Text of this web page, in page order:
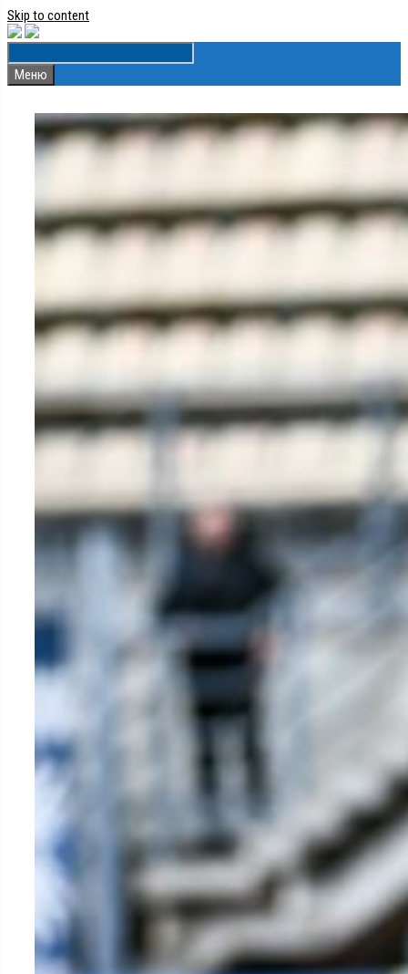
Skip to content
Меню